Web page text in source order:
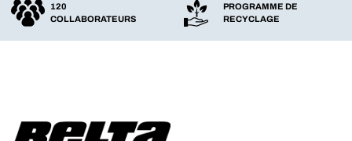
120
COLLABORATEURS
PROGRAMME DE
RECYCLAGE